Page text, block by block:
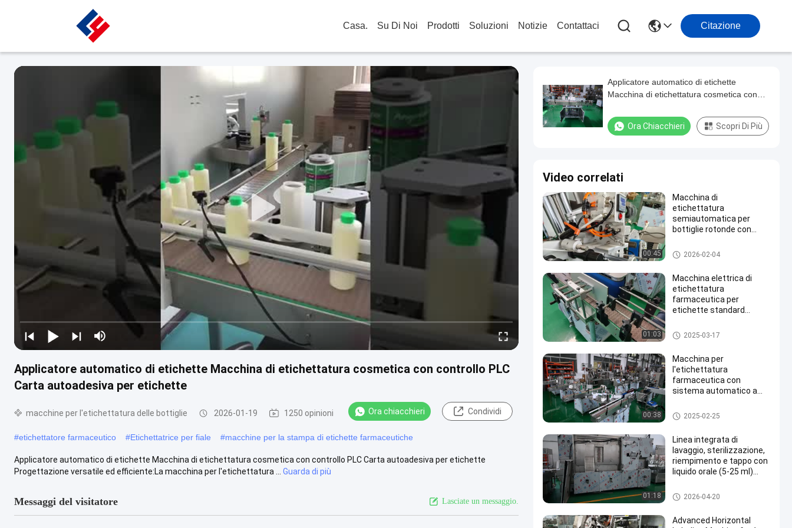
Casa. Su Di Noi Prodotti Soluzioni Notizie Contattaci Citazione
Applicatore automatico di etichette Macchina di etichettatura cosmetica con controllo PLC
Carta autoadesiva per etichette
macchine per l'etichettatura delle bottiglie 2026-01-19 1250 opinioni Ora chiacchieri Condividi
#etichettatore farmaceutico #Etichettatrice per fiale #macchine per la stampa di etichette farmaceutiche
Applicatore automatico di etichette Macchina di etichettatura cosmetica con controllo PLC Carta autoadesiva per etichette
Progettazione versatile ed efficiente:La macchina per l'etichettatura ...
Guarda di più
Messaggi del visitatore Lasciate un messaggio.
Applicatore automatico di etichette
Macchina di etichettatura cosmetica con
etichette
Ora Chiacchieri Scopri Di Più
Video correlati
00:45
Macchina di
etichettatura
semiautomatica per
bottiglie rotonde con
40 bottiglie/min e
diametro della bottiglia
macchine per l'etichettatura de
lle bottiglie
2026-02-04
01:03
Macchina elettrica di
etichettatura
farmaceutica per
etichette standard
Altezza e lunghezza 20-
100 mm
macchine per l'etichettatura de
lle bottiglie
2025-03-17
00:38
Macchina per
l'etichettatura
farmaceutica con
sistema automatico a
etichettatura da 20 a 50
metri al minuto
macchine per l'etichettatura de
lle bottiglie
2025-02-25
01:18
Linea integrata di
lavaggio, sterilizzazione,
riempimento e tappo con
liquido orale (5-25 ml)
alta capacità con
tecnologia di dosaggio di
Macchina di riempimento del fl
aconcino
2026-04-20
Advanced Horizontal